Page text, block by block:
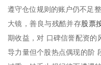
遵守仓位规则的账户仍不足
大镜，善良与残酷并存股票
期收益，对 口碑信誉配资的
导力量但个股热点偶现的阶